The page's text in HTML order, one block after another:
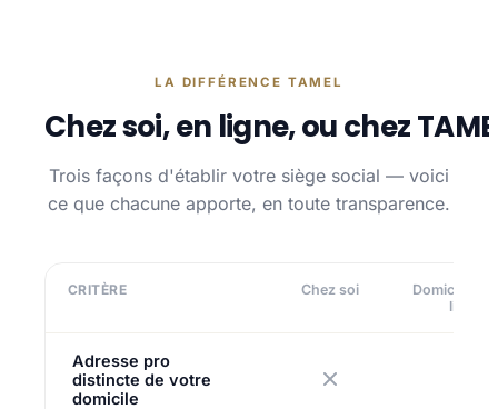
LA DIFFÉRENCE TAMEL
Chez soi, en ligne, ou chez
Trois façons d'établir votre siège social — voici
ce que chacune apporte, en toute transparence.
CRITÈRE Chez soi
ligne
Adresse pro
distincte de votre
domicile